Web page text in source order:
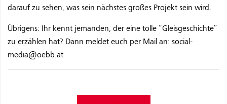
darauf zu sehen, was sein nächstes großes Projekt sein wird.
Übrigens: Ihr kennt jemanden, der eine tolle “Gleisgeschichte”
zu erzählen hat? Dann meldet euch per Mail an: social-
media@oebb.at